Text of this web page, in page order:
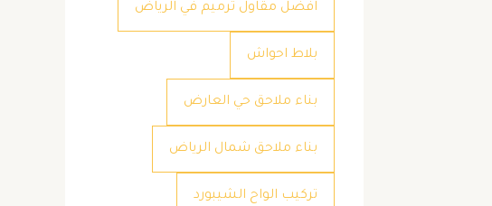
افضل مقاول ترميم في الرياض
بلاط احواش
بناء ملاحق حي العارض
بناء ملاحق شمال الرياض
تركيب الواح الشيبورد